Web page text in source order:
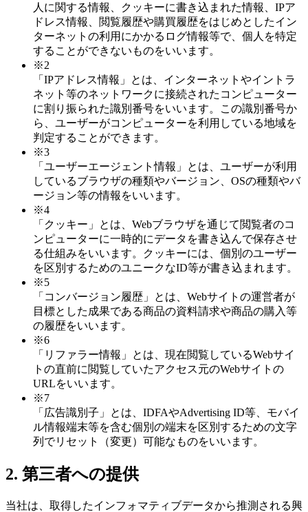
人に関する情報、クッキーに書き込まれた情報、IPア
ドレス情報、閲覧履歴や購買履歴をはじめとしたイン
ターネットの利用にかかるログ情報等で、個人を特定
することができないものをいいます。
※2
「IPアドレス情報」とは、インターネットやイントラ
ネット等のネットワークに接続されたコンピューター
に割り振られた識別番号をいいます。この識別番号か
ら、ユーザーがコンピューターを利用している地域を
判定することができます。
※3
「ユーザーエージェント情報」とは、ユーザーが利用
しているブラウザの種類やバージョン、OSの種類やバ
ージョン等の情報をいいます。
※4
「クッキー」とは、Webブラウザを通じて閲覧者のコ
ンピューターに一時的にデータを書き込んで保存させ
る仕組みをいいます。クッキーには、個別のユーザー
を区別するためのユニークなID等が書き込まれます。
※5
「コンバージョン履歴」とは、Webサイトの運営者が
目標とした成果である商品の資料請求や商品の購入等
の履歴をいいます。
※6
「リファラー情報」とは、現在閲覧しているWebサイ
トの直前に閲覧していたアクセス元のWebサイトの
URLをいいます。
※7
「広告識別子」とは、IDFAやAdvertising ID等、モバイ
ル情報端末等を含む個別の端末を区別するための文字
列でリセット（変更）可能なものをいいます。
2. 第三者への提供
当社は、取得したインフォマティブデータから推測される興